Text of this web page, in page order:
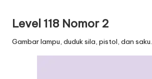
Level 118 Nomor 2
Gambar lampu, duduk sila, pistol, dan saku.